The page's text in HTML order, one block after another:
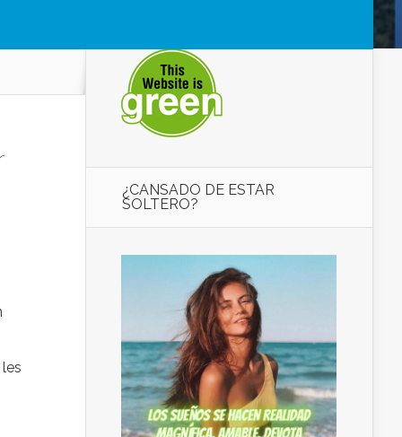
¿CANSADO DE ESTAR
SOLTERO?